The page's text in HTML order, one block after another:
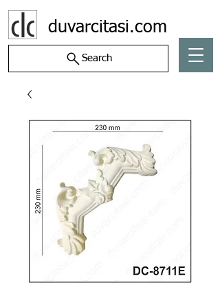
duvarcitasi.com
Search